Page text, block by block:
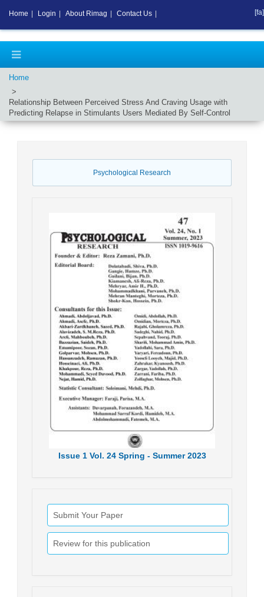
Home
Relationship Between Perceived Stress And Craving Usage with
Predicting Relapse in Stimulants Users Mediated By Self-Control
Psychological Research
Issue1 Vol. 24 Spring - Summer 2023
Submit Your Paper
Review for this publication
Home Login About Rimag Contact Us [fa]